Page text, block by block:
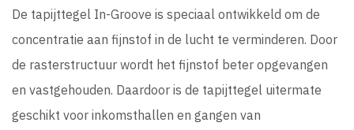
De tapijttegel In-Groove is speciaal ontwikkeld om de
concentratie aan fijnstof in de lucht te verminderen. Door
de rasterstructuur wordt het fijnstof beter opgevangen
en vastgehouden. Daardoor is de tapijttegel uitermate
geschikt voor inkomsthallen en gangen van